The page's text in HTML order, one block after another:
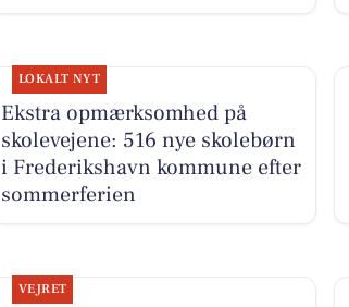
LOKALT NYT
Ekstra opmærksomhed på
skolevejene: 516 nye skolebørn
i Frederikshavn kommune efter
sommerferien
VEJRET